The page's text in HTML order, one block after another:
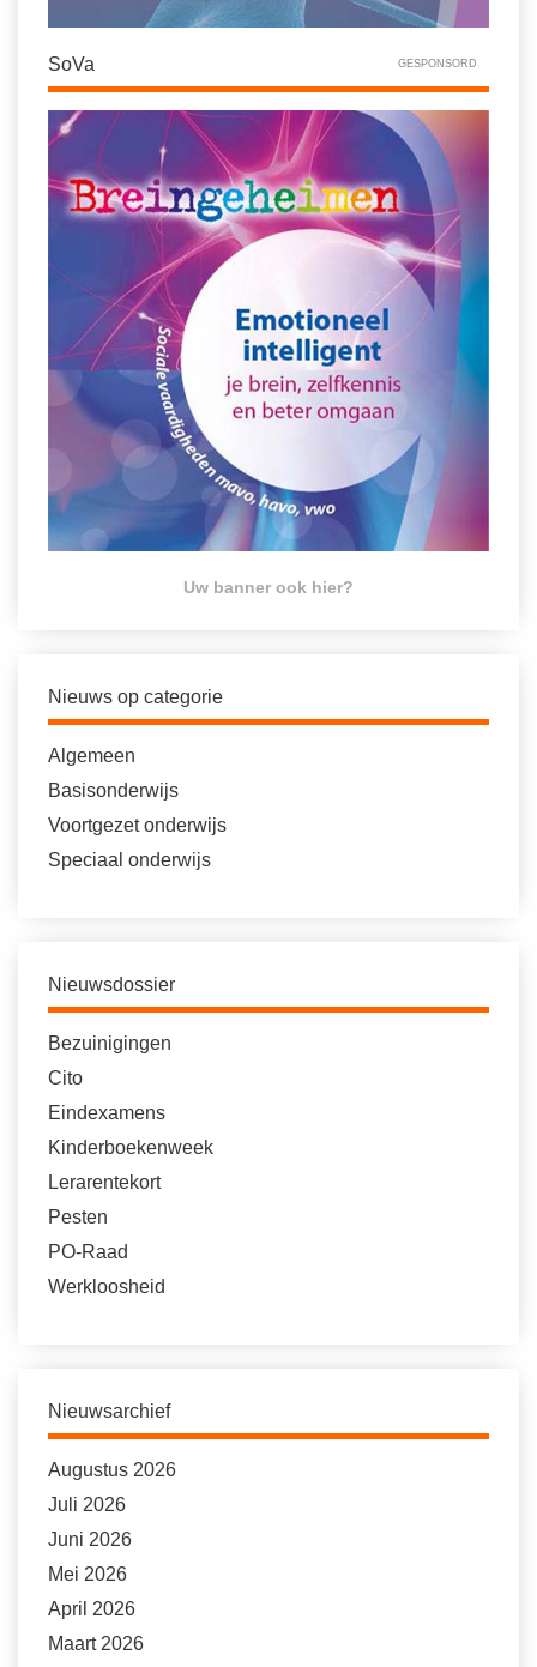
SoVa GESPONSORD
Uw banner ook hier?
Nieuws op categorie
Algemeen
Basisonderwijs
Voortgezet onderwijs
Speciaal onderwijs
Nieuwsdossier
Bezuinigingen
Cito
Eindexamens
Kinderboekenweek
Lerarentekort
Pesten
PO-Raad
Werkloosheid
Nieuwsarchief
Augustus 2026
Juli 2026
Juni 2026
Mei 2026
April 2026
Maart 2026